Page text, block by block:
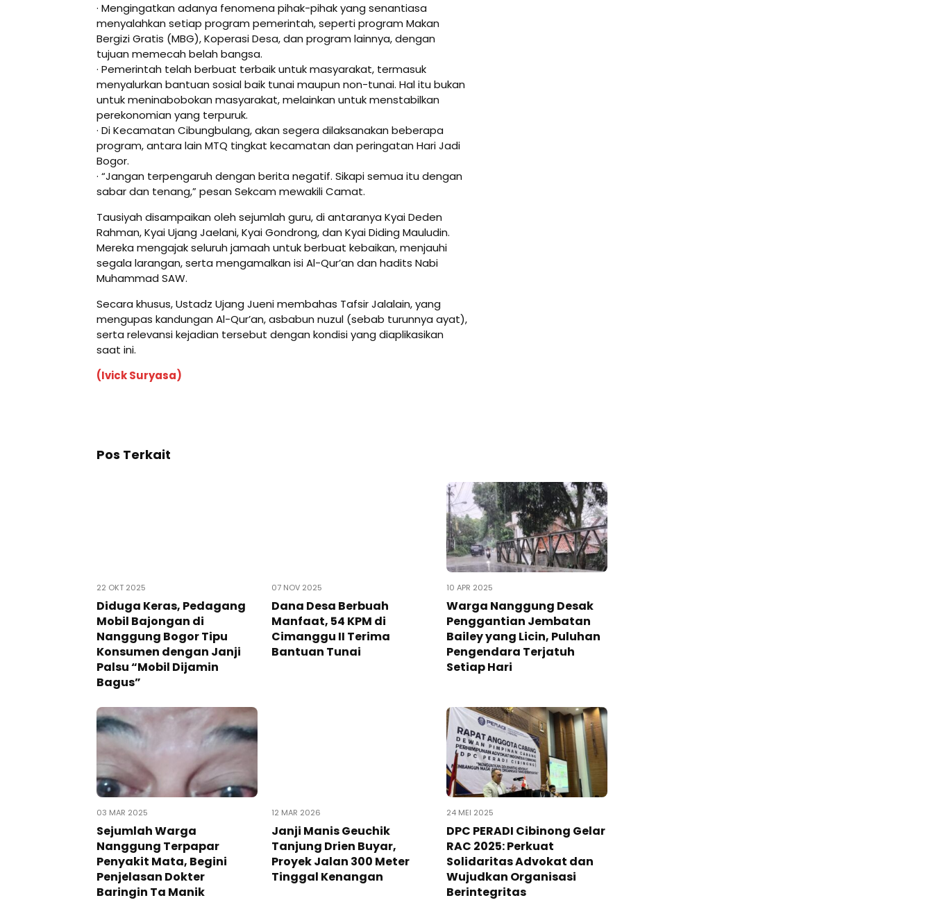
· Mengingatkan adanya fenomena pihak-pihak yang senantiasa
menyalahkan setiap program pemerintah, seperti program Makan
Bergizi Gratis (MBG), Koperasi Desa, dan program lainnya, dengan
tujuan memecah belah bangsa.
· Pemerintah telah berbuat terbaik untuk masyarakat, termasuk
menyalurkan bantuan sosial baik tunai maupun non-tunai. Hal itu bukan
untuk meninabobokan masyarakat, melainkan untuk menstabilkan
perekonomian yang terpuruk.
· Di Kecamatan Cibungbulang, akan segera dilaksanakan beberapa
program, antara lain MTQ tingkat kecamatan dan peringatan Hari Jadi
Bogor.
· “Jangan terpengaruh dengan berita negatif. Sikapi semua itu dengan
sabar dan tenang,” pesan Sekcam mewakili Camat.
Tausiyah disampaikan oleh sejumlah guru, di antaranya Kyai Deden
Rahman, Kyai Ujang Jaelani, Kyai Gondrong, dan Kyai Diding Mauludin.
Mereka mengajak seluruh jamaah untuk berbuat kebaikan, menjauhi
segala larangan, serta mengamalkan isi Al-Qur’an dan hadits Nabi
Muhammad SAW.
Secara khusus, Ustadz Ujang Jueni membahas Tafsir Jalalain, yang
mengupas kandungan Al-Qur’an, asbabun nuzul (sebab turunnya ayat),
serta relevansi kejadian tersebut dengan kondisi yang diaplikasikan
saat ini.
(Ivick Suryasa)
Pos Terkait
22 OKT 2025
Diduga Keras, Pedagang
Mobil Bajongan di
Nanggung Bogor Tipu
Konsumen dengan Janji
Palsu “Mobil Dijamin
Bagus”
07 NOV 2025
Dana Desa Berbuah
Manfaat, 54 KPM di
Cimanggu II Terima
Bantuan Tunai
10 APR 2025
Warga Nanggung Desak
Penggantian Jembatan
Bailey yang Licin, Puluhan
Pengendara Terjatuh
Setiap Hari
03 MAR 2025
Sejumlah Warga
Nanggung Terpapar
Penyakit Mata, Begini
Penjelasan Dokter
Baringin Ta Manik
12 MAR 2026
Janji Manis Geuchik
Tanjung Drien Buyar,
Proyek Jalan 300 Meter
Tinggal Kenangan
24 MEI 2025
DPC PERADI Cibinong Gelar
RAC 2025: Perkuat
Solidaritas Advokat dan
Wujudkan Organisasi
Berintegritas